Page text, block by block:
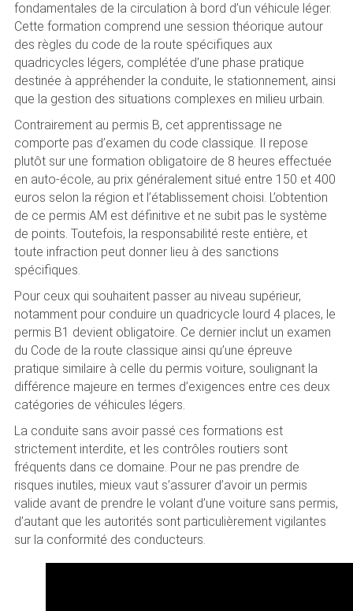
fondamentales de la circulation à bord d’un véhicule léger.
Cette formation comprend une session théorique autour
des règles du code de la route spécifiques aux
quadricycles légers, complétée d’une phase pratique
destinée à appréhender la conduite, le stationnement, ainsi
que la gestion des situations complexes en milieu urbain.
Contrairement au permis B, cet apprentissage ne
comporte pas d’examen du code classique. Il repose
plutôt sur une formation obligatoire de 8 heures effectuée
en auto-école, au prix généralement situé entre 150 et 400
euros selon la région et l’établissement choisi. L’obtention
de ce permis AM est définitive et ne subit pas le système
de points. Toutefois, la responsabilité reste entière, et
toute infraction peut donner lieu à des sanctions
spécifiques.
Pour ceux qui souhaitent passer au niveau supérieur,
notamment pour conduire un quadricycle lourd 4 places, le
permis B1 devient obligatoire. Ce dernier inclut un examen
du Code de la route classique ainsi qu’une épreuve
pratique similaire à celle du permis voiture, soulignant la
différence majeure en termes d’exigences entre ces deux
catégories de véhicules légers.
La conduite sans avoir passé ces formations est
strictement interdite, et les contrôles routiers sont
fréquents dans ce domaine. Pour ne pas prendre de
risques inutiles, mieux vaut s’assurer d’avoir un permis
valide avant de prendre le volant d’une voiture sans permis,
d’autant que les autorités sont particulièrement vigilantes
sur la conformité des conducteurs.